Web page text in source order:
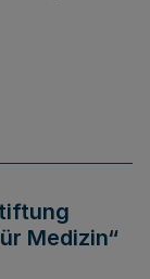
Medizin“